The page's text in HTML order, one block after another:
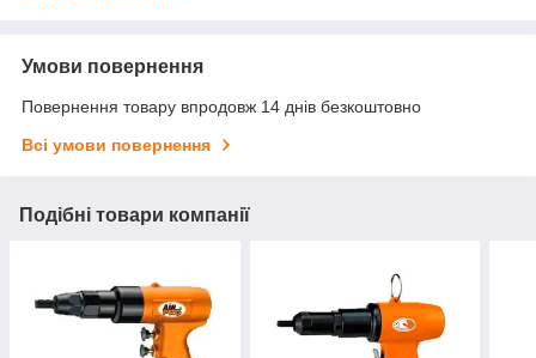
Умови повернення
Повернення товару впродовж 14 днів безкоштовно
Всі умови повернення
Подібні товари компанії